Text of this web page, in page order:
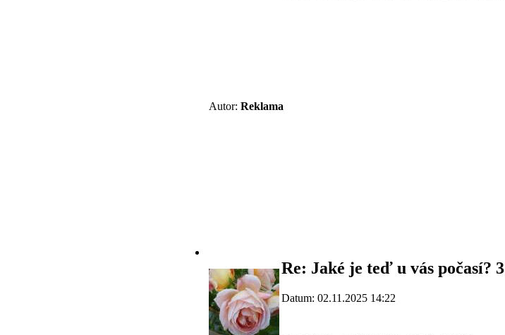
Autor: Reklama
Re: Jaké je teď u vás počasí? 3
Datum: 02.11.2025 14:22